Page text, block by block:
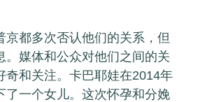
京都多次否认他们的关系，但
。媒体和公众对他们之间的关
奇和关注。卡巴耶娃在2014年
了一个女儿。这次怀孕和分娩